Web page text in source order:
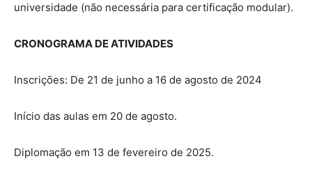
universidade (não necessária para certificação modular).
CRONOGRAMA DE ATIVIDADES
Inscrições: De 21 de junho a 16 de agosto de 2024
Início das aulas em 20 de agosto.
Diplomação em 13 de fevereiro de 2025.